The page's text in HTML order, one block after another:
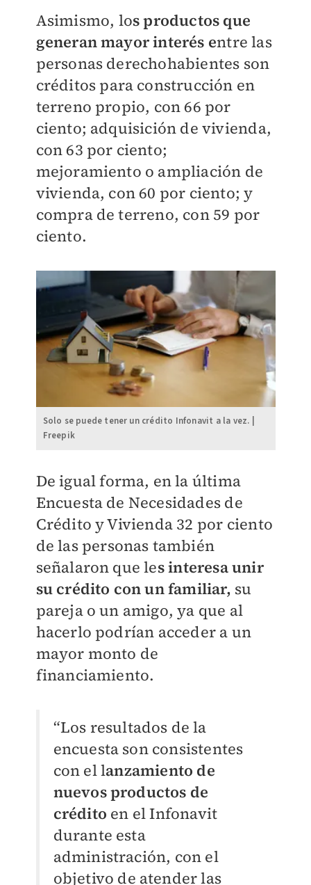
Asimismo, los productos que
generan mayor interés entre las
personas derechohabientes son
créditos para construcción en
terreno propio, con 66 por
ciento; adquisición de vivienda,
con 63 por ciento;
mejoramiento o ampliación de
vivienda, con 60 por ciento; y
compra de terreno, con 59 por
ciento.
Solo se puede tener un crédito Infonavit a la vez. |
Freepik
De igual forma, en la última
Encuesta de Necesidades de
Crédito y Vivienda 32 por ciento
de las personas también
señalaron que les interesa unir
su crédito con un familiar, su
pareja o un amigo, ya que al
hacerlo podrían acceder a un
mayor monto de
financiamiento.
“Los resultados de la
encuesta son consistentes
con el lanzamiento de
nuevos productos de
crédito en el Infonavit
durante esta
administración, con el
objetivo de atender las